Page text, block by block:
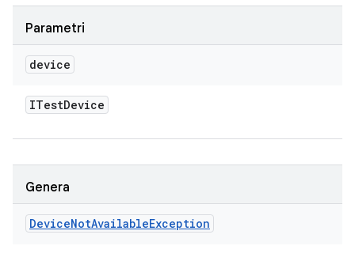
Parametri
device
ITestDevice
Genera
DeviceNotAvailableException